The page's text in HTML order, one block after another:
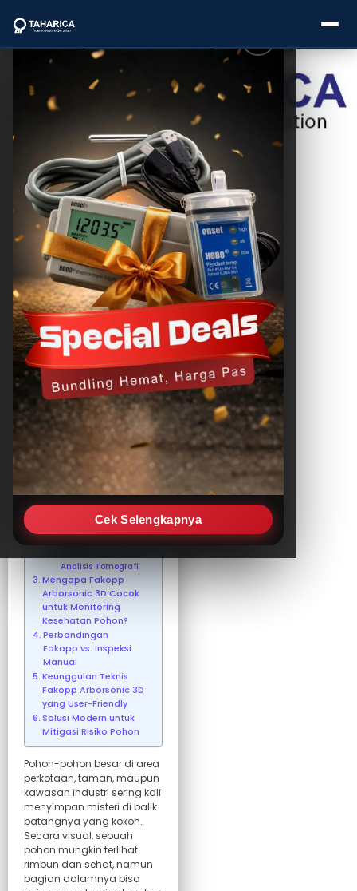
Cek Selengkapnya
Categories
Brands
Service
Industries
Blogs
Fakopp
Arborsonic 3D:
Solusi Cerdas
Monitoring
Kesehatan
Pohon
THC SEO
January 26, 2026
Pembahasan
Artikel
Fungsi Utama Fakopp
Arborsonic 3D dalam
Diagnosa Pohon
Mekanisme Kerja: Dari
Getaran Menjadi Data
Tahap Pendeteksian
Sinyal Akustik
Proses Konversi
Digital
Analisis Tomografi
Mengapa Fakopp
Arborsonic 3D Cocok
untuk Monitoring
Kesehatan Pohon?
Perbandingan
Fakopp vs. Inspeksi
Manual
Keunggulan Teknis
Fakopp Arborsonic 3D
yang User-Friendly
Solusi Modern untuk
Mitigasi Risiko Pohon
Pohon-pohon besar di area
perkotaan, taman, maupun
kawasan industri sering kali
menyimpan misteri di balik
batangnya yang kokoh.
Secara visual, sebuah
pohon mungkin terlihat
rimbun dan sehat, namun
bagian dalamnya bisa
Postingan
Lainnya